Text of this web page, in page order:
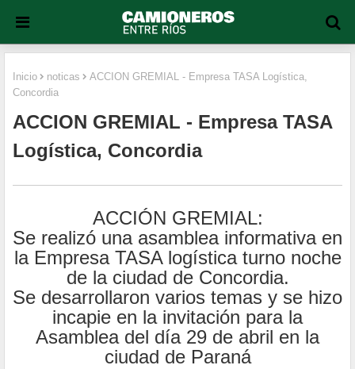
Inicio noticas
ACCION GREMIAL - Empresa TASA Logística,
Concordia
ACCION GREMIAL - Empresa TASA
Logística, Concordia
ACCIÓN GREMIAL:
Se realizó una asamblea informativa en
la Empresa TASA logística turno noche
de la ciudad de Concordia.
Se desarrollaron varios temas y se hizo
incapie en la invitación para la
Asamblea del día 29 de abril en la
ciudad de Paraná